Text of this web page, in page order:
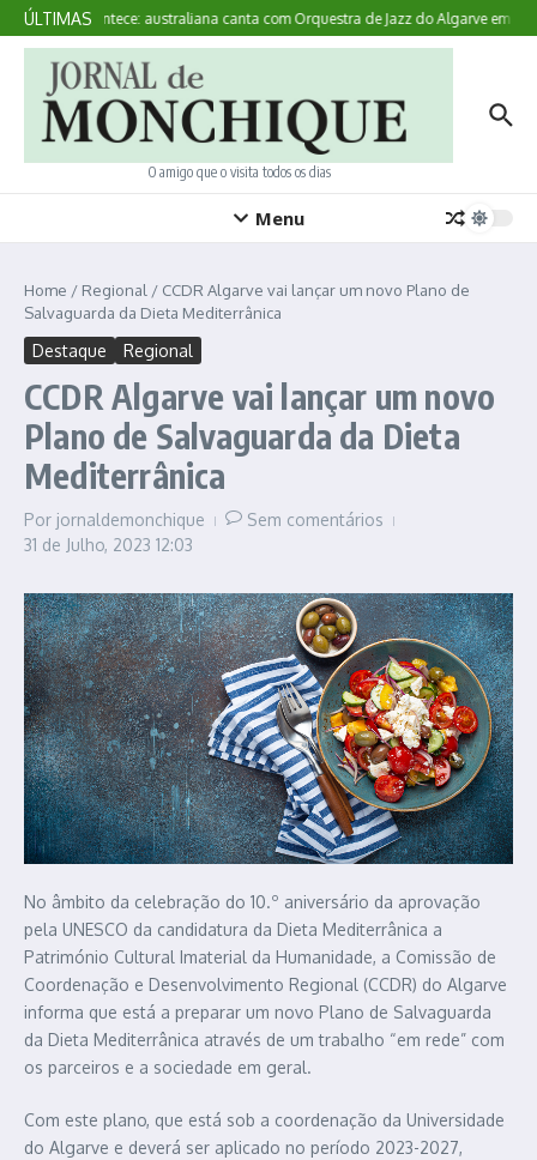
Ir para o conteúdo
ÚLTIMAS
Aqui Acontece: australiana canta com Orquestra de Jazz do Algarve em
O amigo que o visita todos os dias
Menu
Home / Regional / CCDR Algarve vai lançar um novo Plano de
Salvaguarda da Dieta Mediterrânica
Destaque Regional
CCDR Algarve vai lançar um novo
Plano de Salvaguarda da Dieta
Mediterrânica
Por jornaldemonchique
Sem comentários
31 de Julho, 2023 12:03
No âmbito da celebração do 10.º aniversário da aprovação
pela UNESCO da candidatura da Dieta Mediterrânica a
Património Cultural Imaterial da Humanidade, a Comissão de
Coordenação e Desenvolvimento Regional (CCDR) do Algarve
informa que está a preparar um novo Plano de Salvaguarda
da Dieta Mediterrânica através de um trabalho “em rede” com
os parceiros e a sociedade em geral.
Com este plano, que está sob a coordenação da Universidade
do Algarve e deverá ser aplicado no período 2023-2027,